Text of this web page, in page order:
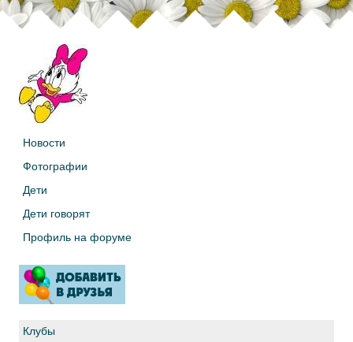
Новости
Фотографии
Дети
Дети говорят
Профиль на форуме
Клубы